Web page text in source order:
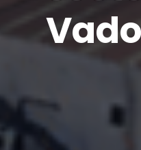
Vado